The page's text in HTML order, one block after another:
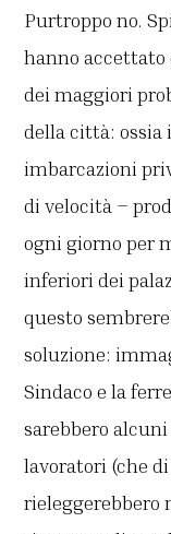
Purtroppo no.
hanno accettato
dei maggiori
della città: ossia
imbarcazioni
di velocità –
ogni giorno per
inferiori dei
questo
soluzione:
Sindaco e la
sarebbero
lavoratori (che
rieleggerebbero